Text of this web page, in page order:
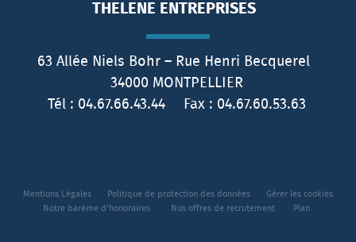
THELENE ENTREPRISES
63 Allée Niels Bohr – Rue Henri Becquerel
34000 MONTPELLIER
Tél : 04.67.66.43.44 Fax : 04.67.60.53.63
Mentions Légales Politique de protection des données
Gérer les cookies
Notre barème d'honoraires
Nos offres de recrutement Plan